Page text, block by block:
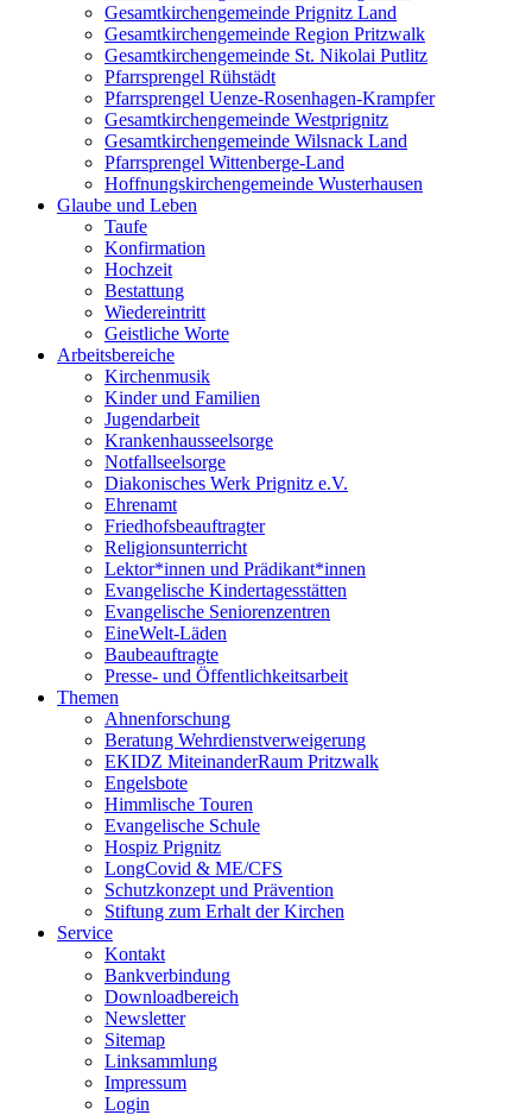
Gesamtkirchengemeinde Prignitz Land
Gesamtkirchengemeinde Region Pritzwalk
Gesamtkirchengemeinde St. Nikolai Putlitz
Pfarrsprengel Rühstädt
Pfarrsprengel Uenze-Rosenhagen-Krampfer
Gesamtkirchengemeinde Westprignitz
Gesamtkirchengemeinde Wilsnack Land
Pfarrsprengel Wittenberge-Land
Hoffnungskirchengemeinde Wusterhausen
Glaube und Leben
Taufe
Konfirmation
Hochzeit
Bestattung
Wiedereintritt
Geistliche Worte
Arbeitsbereiche
Kirchenmusik
Kinder und Familien
Jugendarbeit
Krankenhausseelsorge
Notfallseelsorge
Diakonisches Werk Prignitz e.V.
Ehrenamt
Friedhofsbeauftragter
Religionsunterricht
Lektor*innen und Prädikant*innen
Evangelische Kindertagesstätten
Evangelische Seniorenzentren
EineWelt-Läden
Baubeauftragte
Presse- und Öffentlichkeitsarbeit
Themen
Ahnenforschung
Beratung Wehrdienstverweigerung
EKIDZ MiteinanderRaum Pritzwalk
Engelsbote
Himmlische Touren
Evangelische Schule
Hospiz Prignitz
LongCovid & ME/CFS
Schutzkonzept und Prävention
Stiftung zum Erhalt der Kirchen
Service
Kontakt
Bankverbindung
Downloadbereich
Newsletter
Sitemap
Linksammlung
Impressum
Login